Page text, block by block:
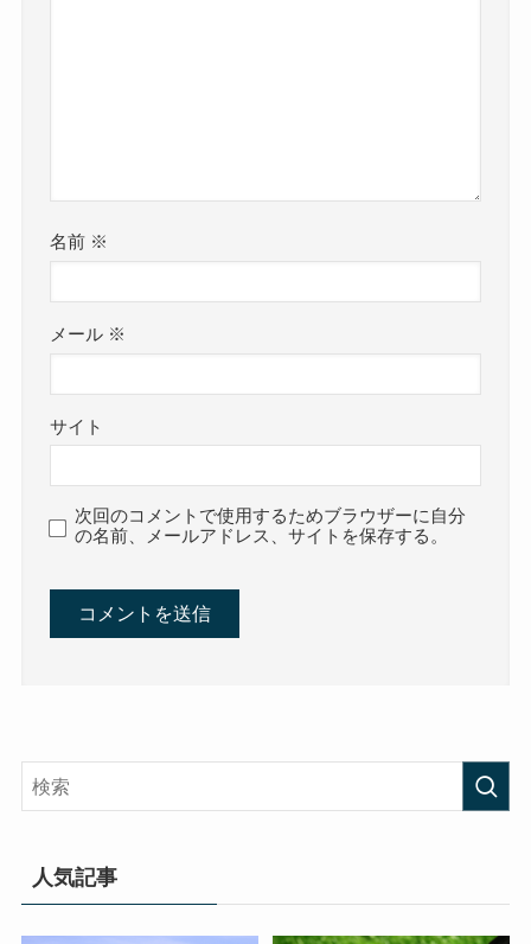
名前 ※
メール ※
サイト
次回のコメントで使用するためブラウザーに自分
の名前、メールアドレス、サイトを保存する。
人気記事